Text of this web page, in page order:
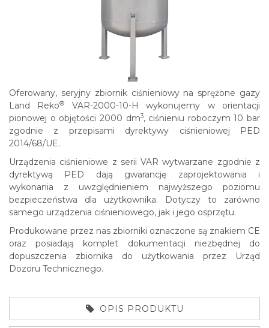
Oferowany, seryjny zbiornik ciśnieniowy na sprężone gazy
Land Reko®
VAR-2000-10-H wykonujemy w orientacji
pionowej o objętości 2000 dm3, ciśnieniu roboczym 10 bar
zgodnie z przepisami dyrektywy ciśnieniowej PED
2014/68/UE.
Urządzenia ciśnieniowe z serii VAR wytwarzane zgodnie z
dyrektywą PED dają gwarancję zaprojektowania i
wykonania z uwzględnieniem najwyższego poziomu
bezpieczeństwa dla użytkownika. Dotyczy to zarówno
samego urządzenia ciśnieniowego, jak i jego osprzętu.
Produkowane przez nas zbiorniki oznaczone są znakiem CE
oraz posiadają komplet dokumentacji niezbędnej do
dopuszczenia zbiornika do użytkowania przez Urząd
Dozoru Technicznego.
OPIS PRODUKTU